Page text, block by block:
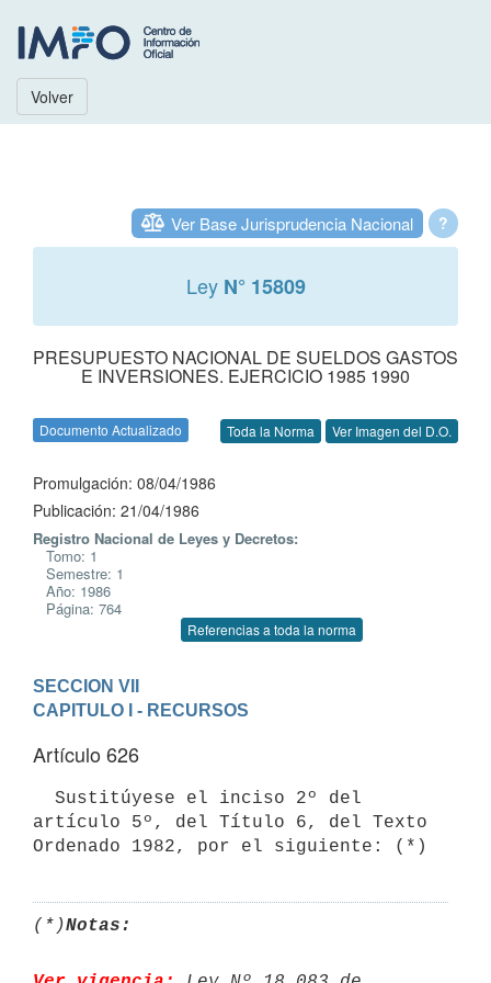
Volver
?
Ver Base Jurisprudencia Nacional
Ley N° 15809
PRESUPUESTO NACIONAL DE SUELDOS GASTOS
E INVERSIONES. EJERCICIO 1985 1990
Documento Actualizado Toda la Norma Ver Imagen del D.O.
Promulgación: 08/04/1986
Publicación: 21/04/1986
Registro Nacional de Leyes y Decretos:
Tomo: 1
Semestre: 1
Año: 1986
Página: 764
Referencias a toda la norma
SECCION VII
CAPITULO I - RECURSOS
Artículo 626
artículo 5º, del Título 6, del Texto
(*)Notas: